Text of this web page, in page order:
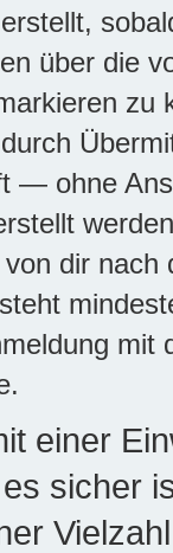
über die
zu
— ohne
dir
mit
einer
sicher